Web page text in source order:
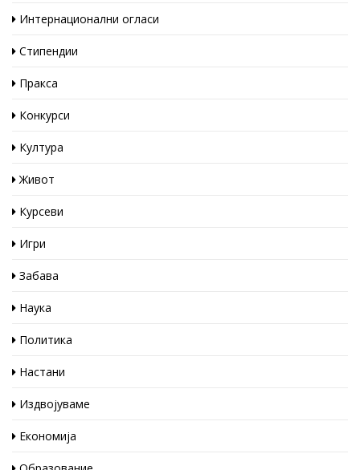
Интернационални огласи
Стипендии
Пракса
Конкурси
Култура
Живот
Курсеви
Игри
Забава
Наука
Политика
Настани
Издвојуваме
Економија